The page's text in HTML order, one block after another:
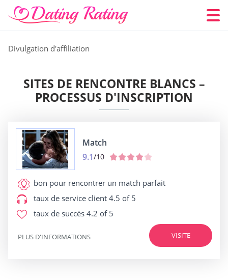
Divulgation d'affiliation
SITES DE RENCONTRE BLANCS –
PROCESSUS D'INSCRIPTION
Match
9.1/10
bon pour rencontrer un match parfait
taux de service client 4.5 of 5
taux de succès 4.2 of 5
VISITE
PLUS D'INFORMATIONS